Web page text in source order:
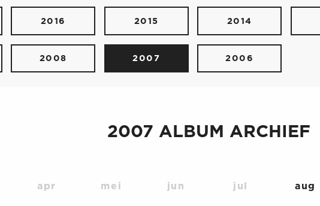
2016 2015 2014
2008 2007 2006
2007 ALBUM ARCHIEF
apr mei jun jul aug